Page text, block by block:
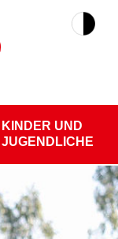
KINDER UND
JUGENDLICHE